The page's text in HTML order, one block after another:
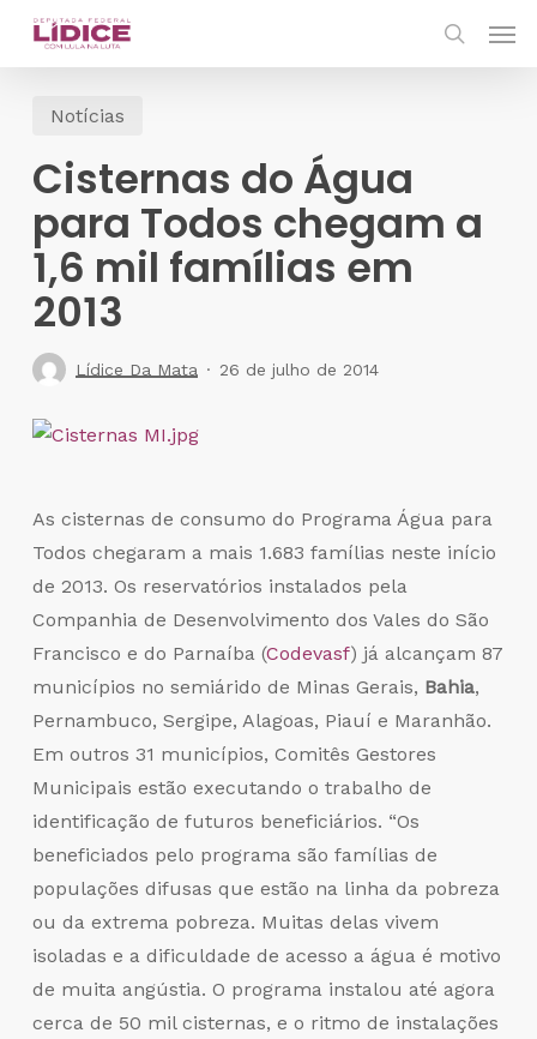
Skip
contentNotícias
Cisternas do Água
para Todos chegam a
1,6 mil famílias em
2013
Lídice Da Mata 26 de julho de 2014
As cisternas de consumo do Programa Água para
Todos chegaram a mais 1.683 famílias neste início
de 2013. Os reservatórios instalados pela
Companhia de Desenvolvimento dos Vales do São
Francisco e do Parnaíba (Codevasf) já alcançam 87
municípios no semiárido de Minas Gerais, Bahia,
Pernambuco, Sergipe, Alagoas, Piauí e Maranhão.
Em outros 31 municípios, Comitês Gestores
Municipais estão executando o trabalho de
identificação de futuros beneficiários. “Os
beneficiados pelo programa são famílias de
populações difusas que estão na linha da pobreza
ou da extrema pobreza. Muitas delas vivem
isoladas e a dificuldade de acesso a água é motivo
de muita angústia. O programa instalou até agora
cerca de 50 mil cisternas, e o ritmo de instalações